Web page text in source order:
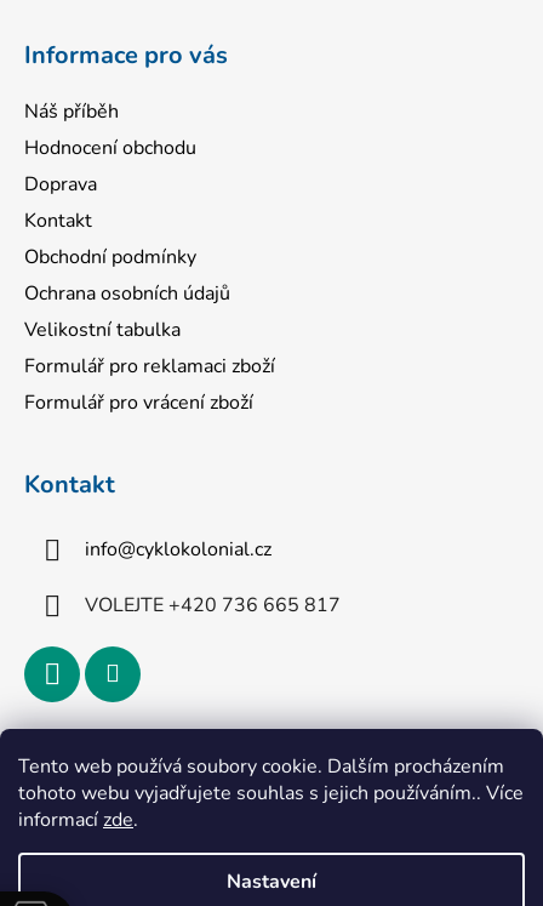
Tento web používá soubory cookie. Dalším procházením
tohoto webu vyjadřujete souhlas s jejich používáním.. Více
informacízde.
Nastavení
Informace pro vás
Náš příběh
Hodnocení obchodu
Doprava
Kontakt
Obchodní podmínky
Ochrana osobních údajů
Velikostní tabulka
Formulář pro reklamaci zboží
Formulář pro vrácení zboží
Kontakt
info@cyklokolonial.cz
VOLEJTE +420 736 665 817
Přijímáme online platby